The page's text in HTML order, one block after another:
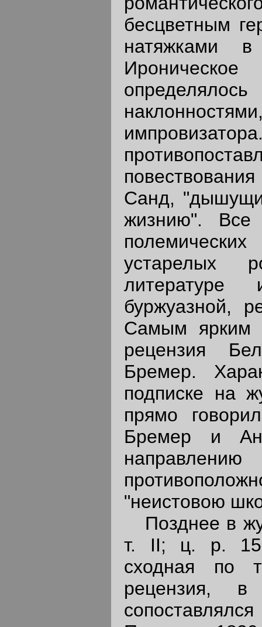
бесцветным
натяжками
Санд,
жизнию".
устарелых
литературе
буржуазной,
Самым ярким
рецензия
Бремер.
подписке на
прямо
Бремер и
"неистовою
Позднее в
т. II; ц. р. 15
сходная по
рецензия, в